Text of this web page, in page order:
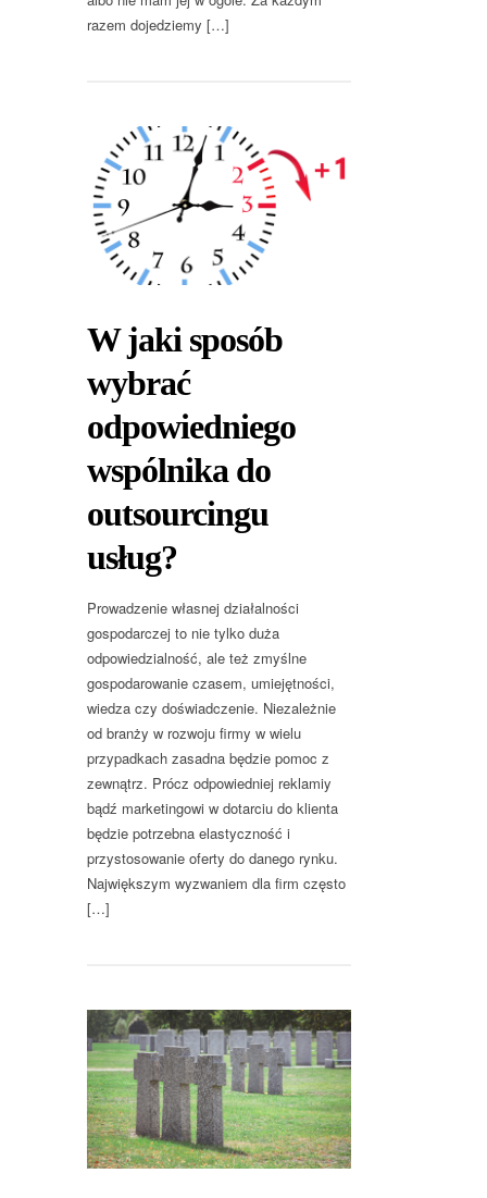
razem dojedziemy […]
W jaki sposób
wybrać
odpowiedniego
wspólnika do
outsourcingu
usług?
Prowadzenie własnej działalności
gospodarczej to nie tylko duża
odpowiedzialność, ale też zmyślne
gospodarowanie czasem, umiejętności,
wiedza czy doświadczenie. Niezależnie
od branży w rozwoju firmy w wielu
przypadkach zasadna będzie pomoc z
zewnątrz. Prócz odpowiedniej reklamiy
bądź marketingowi w dotarciu do klienta
będzie potrzebna elastyczność i
przystosowanie oferty do danego rynku.
Największym wyzwaniem dla firm często
[…]